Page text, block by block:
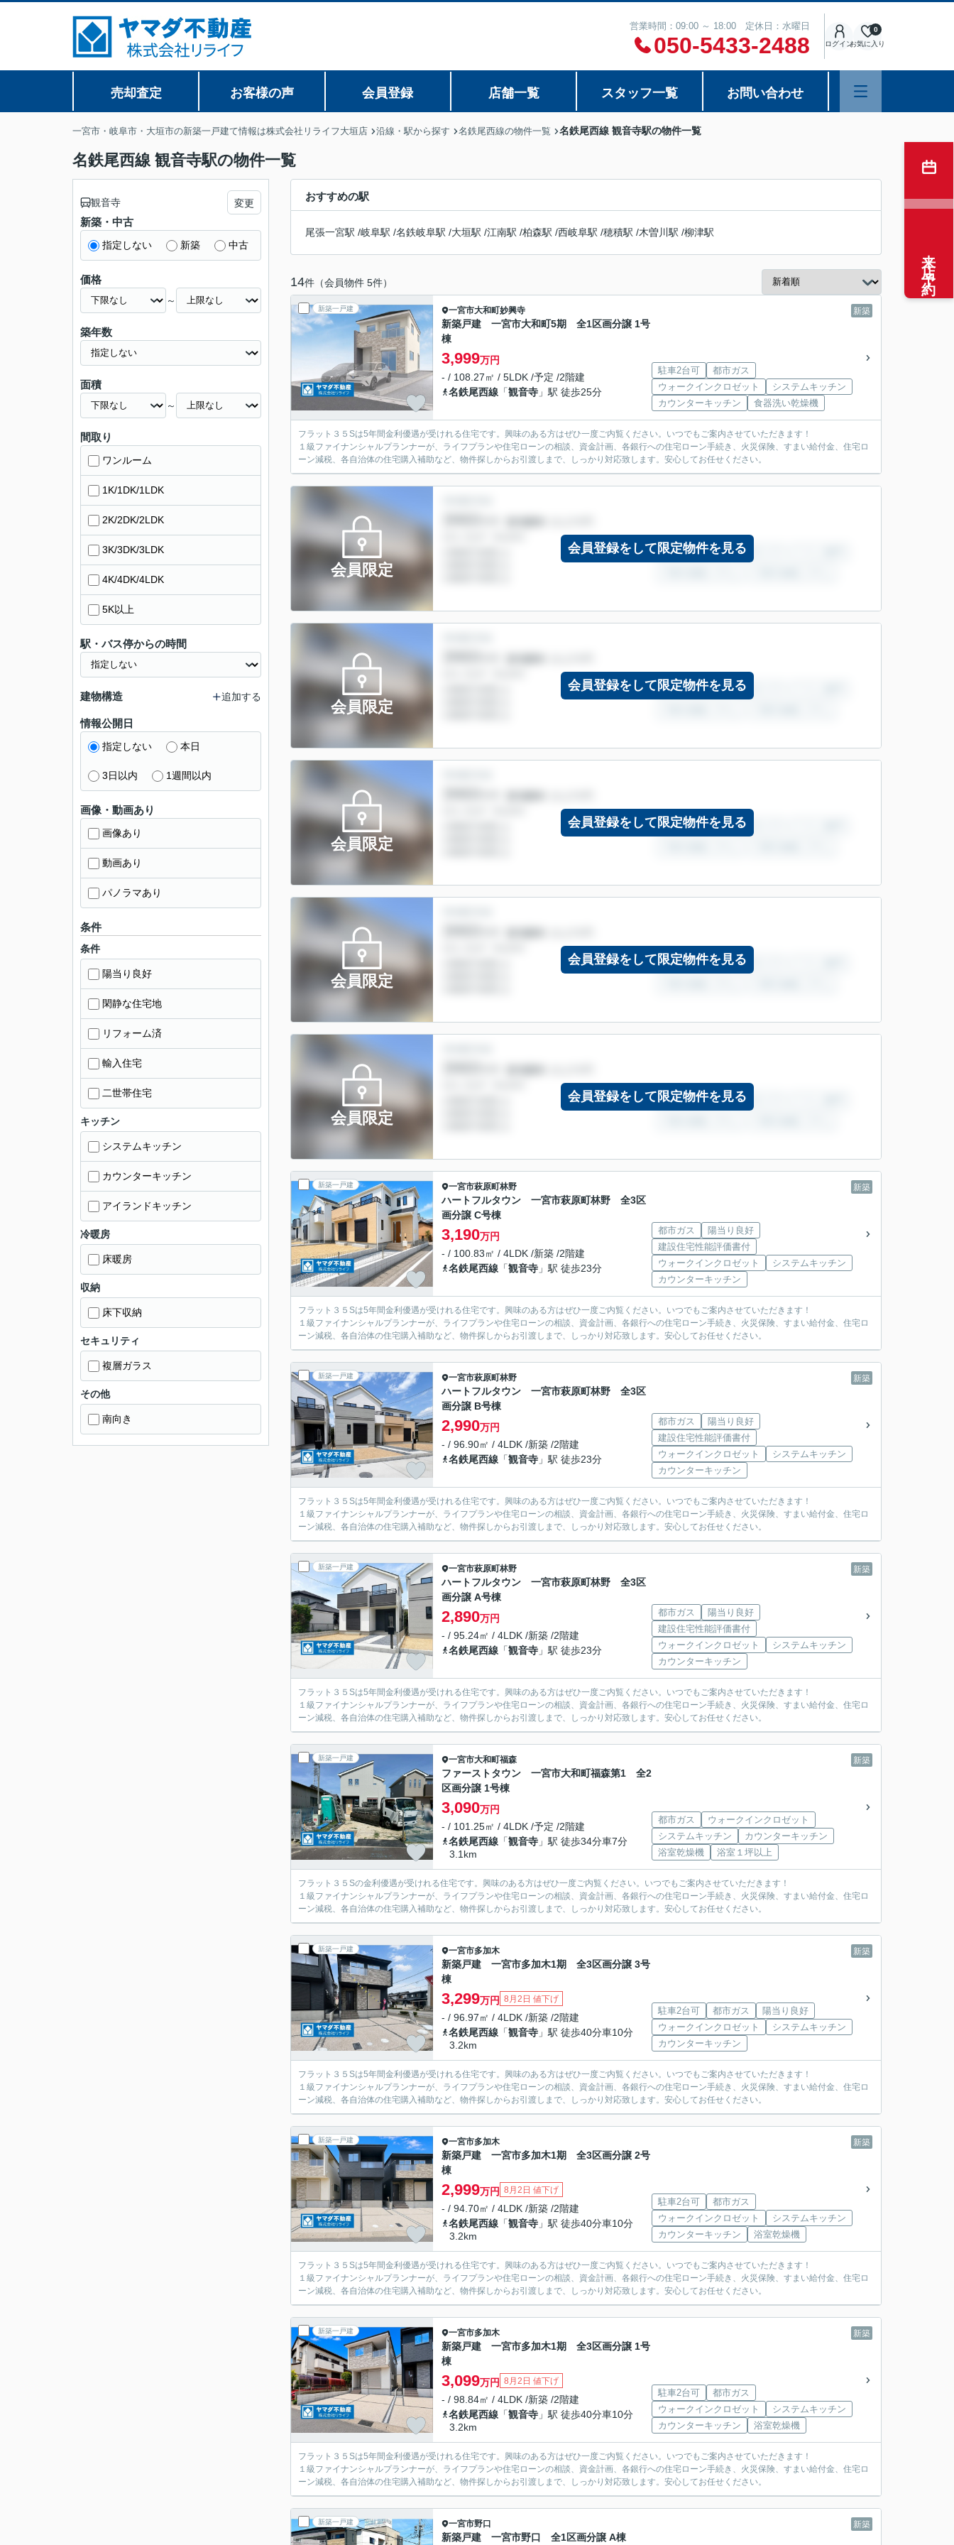
営業時間：09:00 ～ 18:00 定休日：水曜日
050-5433-2488 ログインお気に入り
0
売却査定 お客様の声 会員登録 店舗一覧 スタッフ一覧 お問い合わせ
一宮市・岐阜市・大垣市の新築一戸建て情報は株式会社リライフ大垣店 沿線・駅から探す 名鉄尾西線の物件一覧 名鉄尾西線 観音寺駅の物件一覧
名鉄尾西線 観音寺駅の物件一覧
おすすめの駅
尾張一宮駅 /岐阜駅 /名鉄岐阜駅 /大垣駅 /江南駅 /柏森駅 /西岐阜駅 /穂積駅 /木曽川駅 /柳津駅
14件（会員物件 5件）
新築一戸建 新築
一宮市大和町妙興寺
新築戸建 一宮市大和町5期 全1区画分譲 1号
棟
3,999万円
- / 108.27㎡ / 5LDK /予定 /2階建
名鉄尾西線 「観音寺 」駅 徒歩25分
駐車2台可
都市ガス
ウォークインクロゼット
システムキッチン
カウンターキッチン
食器洗い乾燥機
フラット３５Sは5年間金利優遇が受けれる住宅です。興味のある方はぜひ一度ご内覧ください。いつでもご案内させていただきます！
１級ファイナンシャルプランナーが、ライフプランや住宅ローンの相談、資金計画、各銀行への住宅ローン手続き、火災保険、すまい給付金、住宅ロ
ーン減税、各自治体の住宅購入補助など、物件探しからお引渡しまで、しっかり対応致します。安心してお任せください。
会員限定
会員登録をして限定物件を見る
会員限定
会員登録をして限定物件を見る
会員限定
会員登録をして限定物件を見る
会員限定
会員登録をして限定物件を見る
会員限定
会員登録をして限定物件を見る
新築一戸建 新築
一宮市萩原町林野
ハートフルタウン 一宮市萩原町林野 全3区
画分譲 C号棟
3,190万円
- / 100.83㎡ / 4LDK /新築 /2階建
名鉄尾西線 「観音寺 」駅 徒歩23分
都市ガス
陽当り良好
建設住宅性能評価書付
ウォークインクロゼット
システムキッチン
カウンターキッチン
フラット３５Sは5年間金利優遇が受けれる住宅です。興味のある方はぜひ一度ご内覧ください。いつでもご案内させていただきます！
１級ファイナンシャルプランナーが、ライフプランや住宅ローンの相談、資金計画、各銀行への住宅ローン手続き、火災保険、すまい給付金、住宅ロ
ーン減税、各自治体の住宅購入補助など、物件探しからお引渡しまで、しっかり対応致します。安心してお任せください。
新築一戸建 新築
一宮市萩原町林野
ハートフルタウン 一宮市萩原町林野 全3区
画分譲 B号棟
2,990万円
- / 96.90㎡ / 4LDK /新築 /2階建
名鉄尾西線 「観音寺 」駅 徒歩23分
都市ガス
陽当り良好
建設住宅性能評価書付
ウォークインクロゼット
システムキッチン
カウンターキッチン
フラット３５Sは5年間金利優遇が受けれる住宅です。興味のある方はぜひ一度ご内覧ください。いつでもご案内させていただきます！
１級ファイナンシャルプランナーが、ライフプランや住宅ローンの相談、資金計画、各銀行への住宅ローン手続き、火災保険、すまい給付金、住宅ロ
ーン減税、各自治体の住宅購入補助など、物件探しからお引渡しまで、しっかり対応致します。安心してお任せください。
新築一戸建 新築
一宮市萩原町林野
ハートフルタウン 一宮市萩原町林野 全3区
画分譲 A号棟
2,890万円
- / 95.24㎡ / 4LDK /新築 /2階建
名鉄尾西線 「観音寺 」駅 徒歩23分
都市ガス
陽当り良好
建設住宅性能評価書付
ウォークインクロゼット
システムキッチン
カウンターキッチン
フラット３５Sは5年間金利優遇が受けれる住宅です。興味のある方はぜひ一度ご内覧ください。いつでもご案内させていただきます！
１級ファイナンシャルプランナーが、ライフプランや住宅ローンの相談、資金計画、各銀行への住宅ローン手続き、火災保険、すまい給付金、住宅ロ
ーン減税、各自治体の住宅購入補助など、物件探しからお引渡しまで、しっかり対応致します。安心してお任せください。
新築一戸建 新築
一宮市大和町福森
ファーストタウン 一宮市大和町福森第1 全2
区画分譲 1号棟
3,090万円
- / 101.25㎡ / 4LDK /予定 /2階建
名鉄尾西線 「観音寺 」駅 徒歩34分車7分
3.1km
都市ガス
ウォークインクロゼット
システムキッチン
カウンターキッチン
浴室乾燥機
浴室１坪以上
フラット３５Sの金利優遇が受けれる住宅です。興味のある方はぜひ一度ご内覧ください。いつでもご案内させていただきます！
１級ファイナンシャルプランナーが、ライフプランや住宅ローンの相談、資金計画、各銀行への住宅ローン手続き、火災保険、すまい給付金、住宅ロ
ーン減税、各自治体の住宅購入補助など、物件探しからお引渡しまで、しっかり対応致します。安心してお任せください。
新築一戸建 新築
一宮市多加木
新築戸建 一宮市多加木1期 全3区画分譲 3号
棟
3,299万円 8月2日 値下げ
- / 96.97㎡ / 4LDK /新築 /2階建
名鉄尾西線 「観音寺 」駅 徒歩40分車10分
3.2km
駐車2台可 都市ガス
陽当り良好
ウォークインクロゼット
システムキッチン
カウンターキッチン
フラット３５Sは5年間金利優遇が受けれる住宅です。興味のある方はぜひ一度ご内覧ください。いつでもご案内させていただきます！
１級ファイナンシャルプランナーが、ライフプランや住宅ローンの相談、資金計画、各銀行への住宅ローン手続き、火災保険、すまい給付金、住宅ロ
ーン減税、各自治体の住宅購入補助など、物件探しからお引渡しまで、しっかり対応致します。安心してお任せください。
新築一戸建 新築
一宮市多加木
新築戸建 一宮市多加木1期 全3区画分譲 2号
棟
2,999万円 8月2日 値下げ
- / 94.70㎡ / 4LDK /新築 /2階建
名鉄尾西線 「観音寺 」駅 徒歩40分車10分
3.2km
駐車2台可
都市ガス
ウォークインクロゼット
システムキッチン
カウンターキッチン
浴室乾燥機
フラット３５Sは5年間金利優遇が受けれる住宅です。興味のある方はぜひ一度ご内覧ください。いつでもご案内させていただきます！
１級ファイナンシャルプランナーが、ライフプランや住宅ローンの相談、資金計画、各銀行への住宅ローン手続き、火災保険、すまい給付金、住宅ロ
ーン減税、各自治体の住宅購入補助など、物件探しからお引渡しまで、しっかり対応致します。安心してお任せください。
新築一戸建 新築
一宮市多加木
新築戸建 一宮市多加木1期 全3区画分譲 1号
棟
3,099万円 8月2日 値下げ
- / 98.84㎡ / 4LDK /新築 /2階建
名鉄尾西線 「観音寺 」駅 徒歩40分車10分
3.2km
駐車2台可
都市ガス
ウォークインクロゼット
システムキッチン
カウンターキッチン
浴室乾燥機
フラット３５Sは5年間金利優遇が受けれる住宅です。興味のある方はぜひ一度ご内覧ください。いつでもご案内させていただきます！
１級ファイナンシャルプランナーが、ライフプランや住宅ローンの相談、資金計画、各銀行への住宅ローン手続き、火災保険、すまい給付金、住宅ロ
ーン減税、各自治体の住宅購入補助など、物件探しからお引渡しまで、しっかり対応致します。安心してお任せください。
新築一戸建 新築
一宮市野口
新築戸建 一宮市野口 全1区画分譲 A棟
観音寺 変更
新築・中古
指定しない 新築 中古
価格
～
築年数
面積
～
間取り
ワンルーム
1K/1DK/1LDK
2K/2DK/2LDK
3K/3DK/3LDK
4K/4DK/4LDK
5K以上
駅・バス停からの時間
建物構造 追加する
情報公開日
指定しない 本日
3日以内 1週間以内
画像・動画あり
画像あり
動画あり
パノラマあり
条件
条件
陽当り良好
閑静な住宅地
リフォーム済
輸入住宅
二世帯住宅
キッチン
システムキッチン
カウンターキッチン
アイランドキッチン
冷暖房
床暖房
収納
床下収納
セキュリティ
複層ガラス
その他
南向き
来店予約